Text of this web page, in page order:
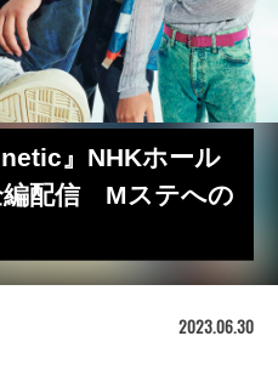
』NHKホール
編配信 Mステへの
2023.06.30